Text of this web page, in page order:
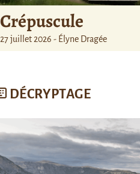
Crépuscule
27 juillet 2026 - Élyne Dragée
DÉCRYPTAGE